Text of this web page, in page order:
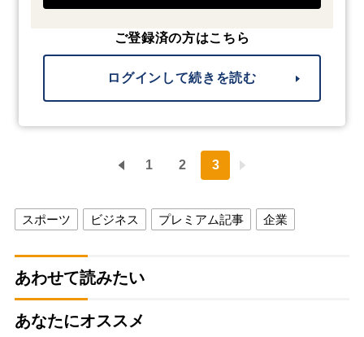
ご登録済の方はこちら
ログインして続きを読む
1 2 3
スポーツ ビジネス プレミアム記事 企業
あわせて読みたい
あなたにオススメ